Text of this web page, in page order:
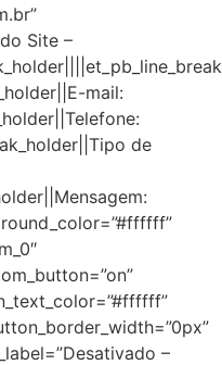
Site –
mail:
de
–